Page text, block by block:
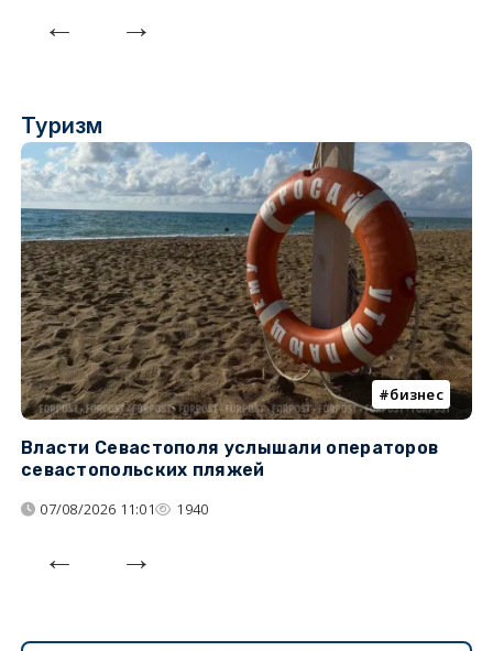
Туризм
бизнес
Власти Севастополя услышали операторов
севастопольских пляжей
07/08/2026 11:01 1940